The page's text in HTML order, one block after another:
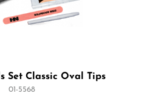
Set Classic Oval Tips
01-5568